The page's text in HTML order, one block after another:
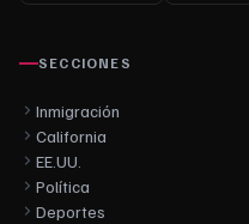
SECCIONES
Inmigración
California
EE.UU.
Política
Deportes